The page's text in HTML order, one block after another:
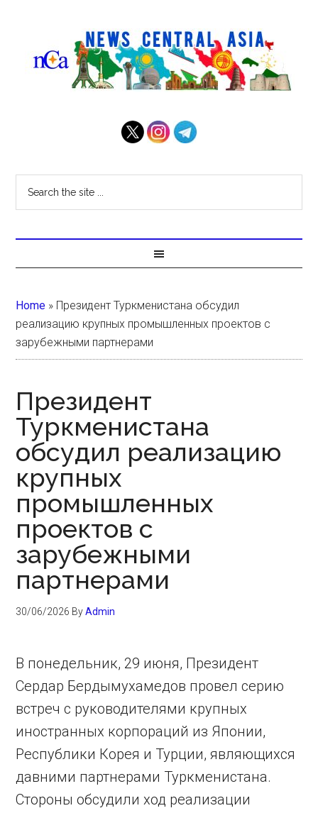
Home » Президент Туркменистана обсудил
реализацию крупных промышленных проектов с
зарубежными партнерами
Президент
Туркменистана
обсудил реализацию
крупных
промышленных
проектов с
зарубежными
партнерами
30/06/2026 ByAdmin
В понедельник, 29 июня, Президент
Сердар Бердымухамедов провел серию
встреч с руководителями крупных
иностранных корпораций из Японии,
Республики Корея и Турции, являющихся
давними партнерами Туркменистана.
Стороны обсудили ход реализации